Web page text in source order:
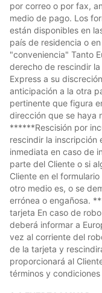
por correo o por fax,
medio de pago. Los
están disponibles en
país de residencia o en
"conveniencia" Tanto
derecho de rescindir
Express a su
anticipación a la otra
pertinente que figura
dirección que se haya
******Rescisión por
rescindir la inscripción
inmediata en caso de
parte del Cliente o si
Cliente en el
otro medio es, o se
errónea o engañosa.
tarjeta En caso de
deberá informar a
vez al corriente del
de la tarjeta y
proporcionará al
términos y